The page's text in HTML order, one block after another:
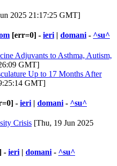
2025 21:17:25 GMT]
[err=0] - ieri | domani - ^su^
Adjuvants to Asthma, Autism,
GMT]
Up to 17 Months After
GMT]
- ieri | domani - ^su^
Crisis [Thu, 19 Jun 2025
- ieri| domani- ^su^